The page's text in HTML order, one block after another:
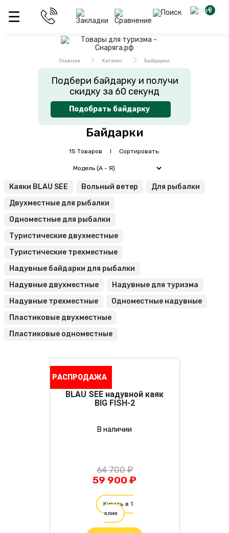
0
Главная Каталог Байдарки
Подбери байдарку и получи
скидку за 60 секунд
Подобрать байдарку
Байдарки
15 Товаров I Сортировать:
Каяки BLAU SEE Вольный ветер
Для рыбалки
Двухместные для рыбалки
Одноместные для рыбалки
Туристические двухместные
Туристические трехместные
Надувные байдарки для рыбалки
Надувные двухместные
Надувные для туризма
Надувные трехместные
Одноместные надувные
Пластиковые двухместные
Пластиковые одноместные
РАСПРОДАЖА
BLAU SEE надувной каяк
BIG FISH-2
В наличии
64 700 ₽
59 900 ₽
Купить в 1
клик